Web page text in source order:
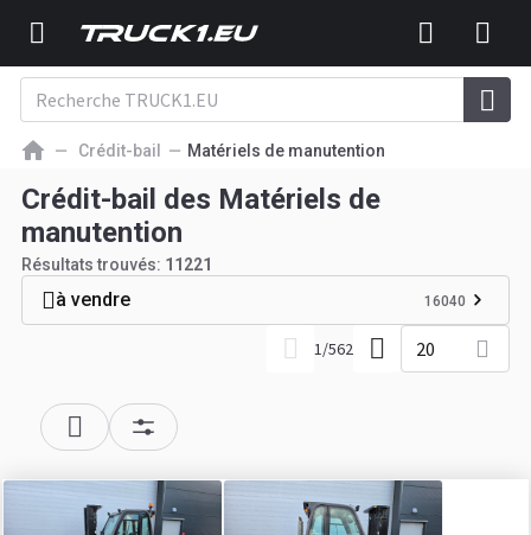
Crédit-bail Matériels de manutention
Crédit-bail des Matériels de
manutention
Résultats trouvés: 11221
à vendre 16040
1/562 20